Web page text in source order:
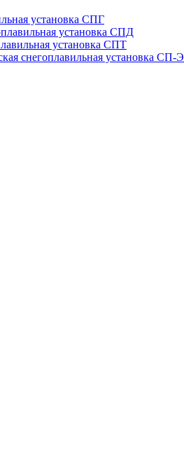
установка СПГ
установка СПД
установка СПТ
снегоплавильная установка СП-Э